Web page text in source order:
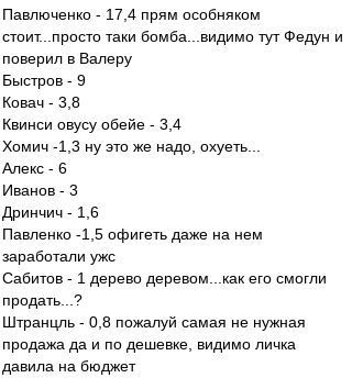
Павлюченко - 17,4 прям особняком
стоит...просто таки бомба...видимо тут Федун и
поверил в Валеру
Быстров - 9
Ковач - 3,8
Квинси овусу обейе - 3,4
Хомич -1,3 ну это же надо, охуеть...
Алекс - 6
Иванов - 3
Дринчич - 1,6
Павленко -1,5 офигеть даже на нем
заработали ужс
Сабитов - 1 дерево деревом...как его смогли
продать...?
Штранцль - 0,8 пожалуй самая не нужная
продажа да и по дешевке, видимо личка
давила на бюджет